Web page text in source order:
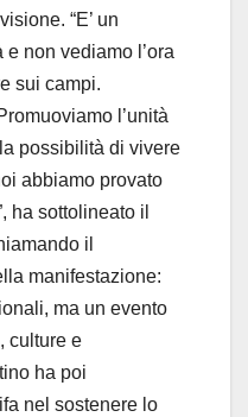
“E’ un
non vediamo l’ora
sui campi.
l’unità
possibilità di vivere
abbiamo provato
ha sottolineato il
il
manifestazione:
ma un evento
culture e
ha poi
nel sostenere lo